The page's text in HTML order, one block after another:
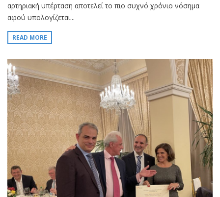
αρτηριακή υπέρταση αποτελεί το πιο συχνό χρόνιο νόσημα
αφού υπολογίζεται...
READ MORE